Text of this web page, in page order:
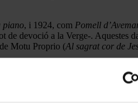
piano, i 1924, com Pomell
devoció a la Verge-. Aquestes
Motu Proprio (Al sagrat cor de
(
,
claredat formal i de